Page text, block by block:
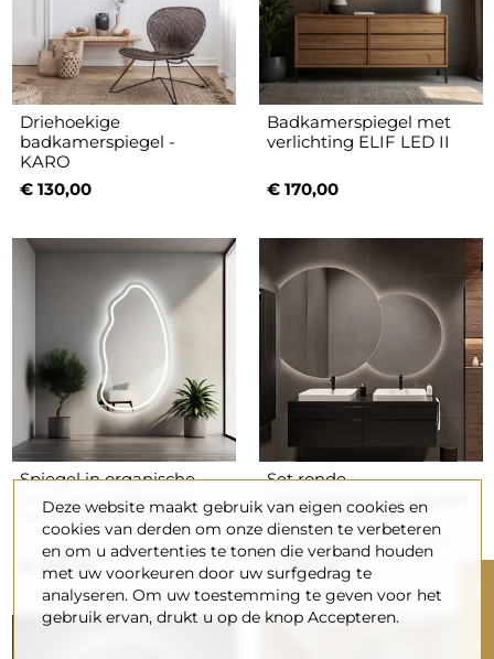
Driehoekige
badkamerspiegel -
KARO
€ 130,00
Badkamerspiegel met
verlichting ELIF LED II
€ 170,00
Spiegel in organische
vorm met verlichting -
TOPAZ LED II
€ 260,00
Set ronde
dubbelgeslepen spiegels
met verlichting -
UNIVERSE CUT LED II
€ 380,00
Deze website maakt gebruik van eigen cookies en
cookies van derden om onze diensten te verbeteren
en om u advertenties te tonen die verband houden
met uw voorkeuren door uw surfgedrag te
analyseren. Om uw toestemming te geven voor het
gebruik ervan, drukt u op de knop Accepteren.